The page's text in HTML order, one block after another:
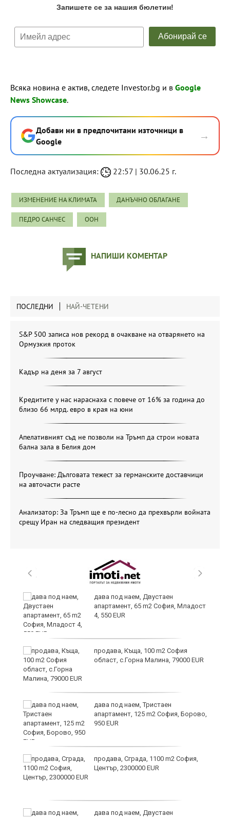
Всяка новина е актив, следете Investor.bg и в Google
News Showcase.
Добави ни в предпочитани източници в
Google
→
Последна актуализация: 22:57 | 30.06.25 г.
ИЗМЕНЕНИЕ НА КЛИМАТА ДАНЪЧНО ОБЛАГАНЕ
ПЕДРО САНЧЕС ООН
НАПИШИ КОМЕНТАР
ПОСЛЕДНИ НАЙ-ЧЕТЕНИ
S&P 500 записа нов рекорд в очакване на отварянето на
Ормузкия проток
Кадър на деня за 7 август
Кредитите у нас нараснаха с повече от 16% за година до
близо 66 млрд. евро в края на юни
Апелативният съд не позволи на Тръмп да строи новата
бална зала в Белия дом
Проучване: Дълговата тежест за германските доставчици
на авточасти расте
Анализатор: За Тръмп ще е по-лесно да прехвърли войната
срещу Иран на следващия президент
дава под наем, Двустаен
апартамент, 65 m2 София, Младост
4, 550 EUR
продава, Къща, 100 m2 София
област, с.Горна Малина, 79000 EUR
дава под наем, Тристаен
апартамент, 125 m2 София, Борово,
950 EUR
продава, Сграда, 1100 m2 София,
Център, 2300000 EUR
дава под наем, Двустаен